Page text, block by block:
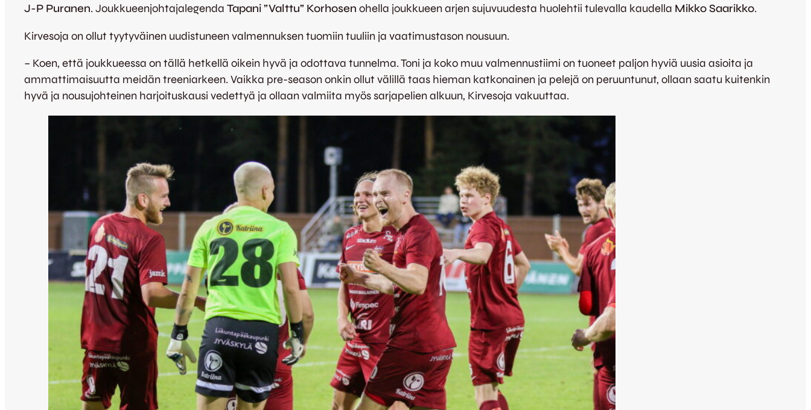
J-P Puranen. Joukkueenjohtajalegenda Tapani ”Valttu” Korhosen ohella joukkueen arjen sujuvuudesta huolehtii tulevalla kaudella Mikko Saarikko.
Kirvesoja on ollut tyytyväinen uudistuneen valmennuksen tuomiin tuuliin ja vaatimustason nousuun.
– Koen, että joukkueessa on tällä hetkellä oikein hyvä ja odottava tunnelma. Toni ja koko muu valmennustiimi on tuoneet paljon hyviä uusia asioita ja
ammattimaisuutta meidän treeniarkeen. Vaikka pre-season onkin ollut välillä taas hieman katkonainen ja pelejä on peruuntunut, ollaan saatu kuitenkin
hyvä ja nousujohteinen harjoituskausi vedettyä ja ollaan valmiita myös sarjapelien alkuun, Kirvesoja vakuuttaa.